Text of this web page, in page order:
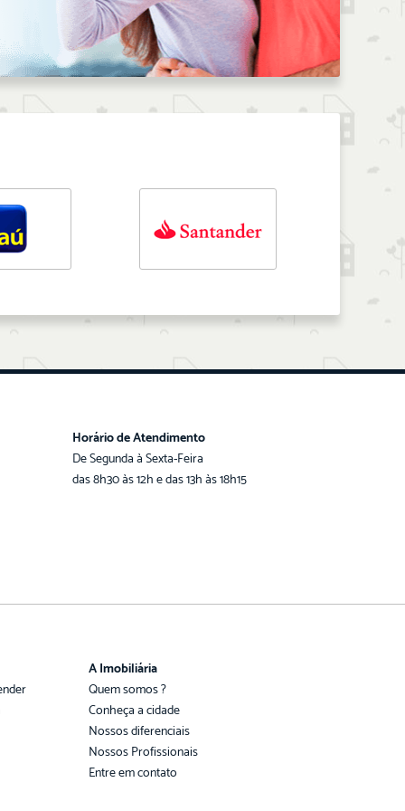
Horário de Atendimento
De Segunda à Sexta-Feira
das 8h30 às 12h e das 13h às 18h15
A Imobiliária
Quem somos ?
Conheça a cidade
Nossos diferenciais
Nossos Profissionais
Entre em contato